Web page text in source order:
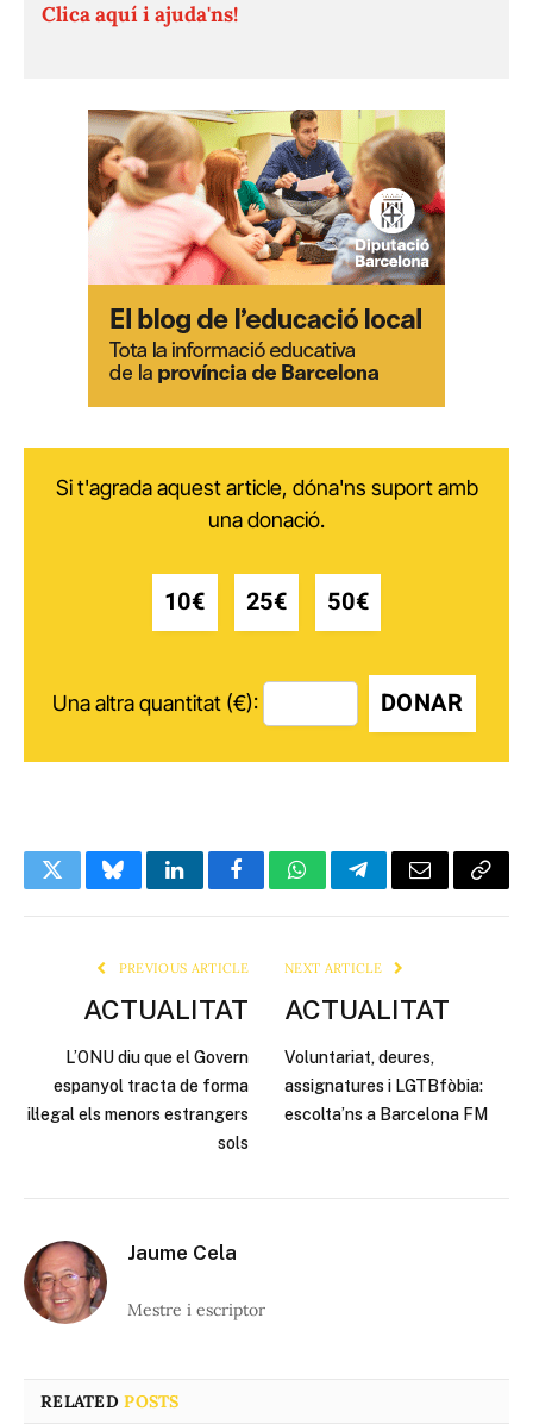
Clica aquí i ajuda'ns!
Si t'agrada aquest article, dóna'ns suport amb
una donació.
10€ 25€ 50€
Una altra quantitat (€): DONAR
TwitterBlueskyLinkedInFacebookWhatsAppTelegramEmail Copy
PREVIOUS ARTICLE
ACTUALITAT
L’ONU diu que el Govern
espanyol tracta de forma
il·legal els menors estrangers
sols
NEXT ARTICLE
ACTUALITAT
Voluntariat, deures,
assignatures i LGTBfòbia:
escolta’ns a Barcelona FM
Jaume Cela
Mestre i escriptor
RELATEDPOSTS